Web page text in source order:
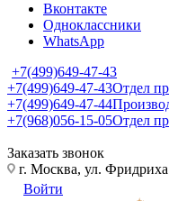
Вконтакте
Одноклассники
WhatsApp
+7(499)649-47-43
+7(499)649-47-43Отдел
+7(499)649-47-44
+7(968)056-15-05Отдел
Заказать звонок
г. Москва, ул. Фридриха
Войти